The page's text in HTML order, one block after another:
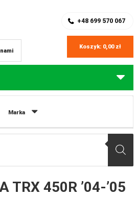
+48 699 570 067
Koszyk: 0,00 zł
Marka
Honda
TRX 450R ’04-’05